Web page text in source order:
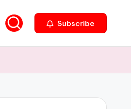
Subscribe